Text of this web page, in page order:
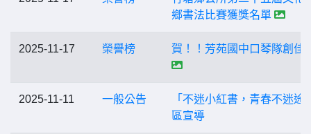
鄉書法比賽獲獎名單
2025-11-17 榮譽榜 賀！！芳苑國中口琴隊創佳
2025-11-11 一般公告
「不迷小紅書，青春不迷途
區宣導